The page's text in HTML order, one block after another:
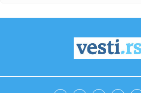
У Србији и сутра сунчано и